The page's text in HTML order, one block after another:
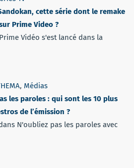
cette série dont le remake
Prime Video ?
Vidéo s'est lancé dans la
, Médias
les paroles : qui sont les 10 plus
de l’émission ?
N'oubliez pas les paroles avec